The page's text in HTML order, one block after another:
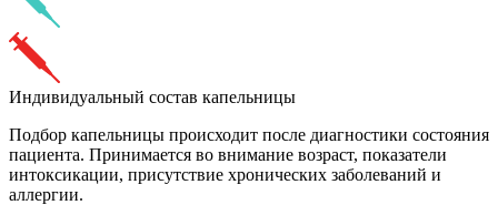
Индивидуальный состав капельницы
Подбор капельницы происходит после диагностики состояния
пациента. Принимается во внимание возраст, показатели
интоксикации, присутствие хронических заболеваний и
аллергии.